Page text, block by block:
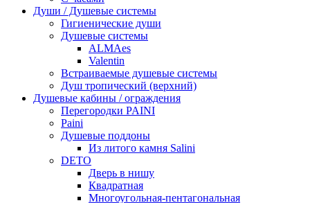
Души / Душевые системы
Гигиенические души
Душевые системы
ALMAes
Valentin
Встраиваемые душевые системы
Душ тропический (верхний)
Душевые кабины / ограждения
Перегородки PAINI
Paini
Душевые поддоны
Из литого камня Salini
DETO
Дверь в нишу
Квадратная
Многоугольная-пентагональная